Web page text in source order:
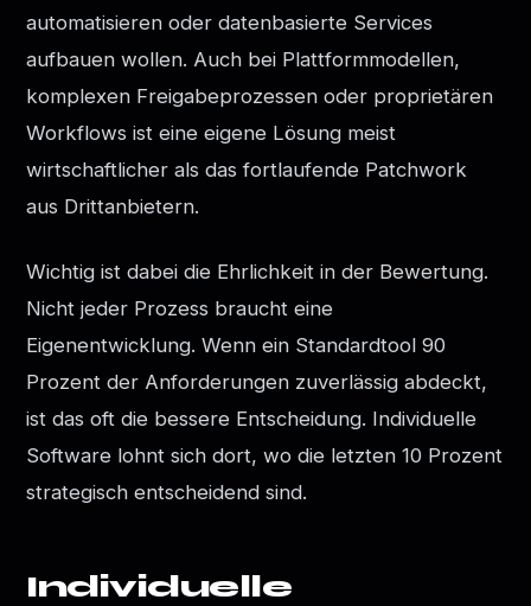
automatisieren oder datenbasierte Services
aufbauen wollen. Auch bei Plattformmodellen,
komplexen Freigabeprozessen oder proprietären
Workflows ist eine eigene Lösung meist
wirtschaftlicher als das fortlaufende Patchwork
aus Drittanbietern.
Wichtig ist dabei die Ehrlichkeit in der Bewertung.
Nicht jeder Prozess braucht eine
Eigenentwicklung. Wenn ein Standardtool 90
Prozent der Anforderungen zuverlässig abdeckt,
ist das oft die bessere Entscheidung. Individuelle
Software lohnt sich dort, wo die letzten 10 Prozent
strategisch entscheidend sind.
Individuelle